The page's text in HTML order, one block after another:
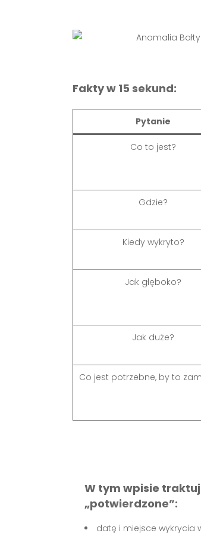
Fakty w 15 sekund:
Pytanie
Co to jest?
Gdzie?
Kiedy wykryto?
Jak głęboko?
Jak duże?
Co jest potrzebne, by to
W tym wpisie
„potwierdzone”:
datę i miejsce wykrycia